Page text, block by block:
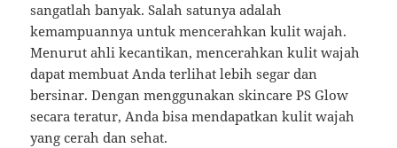
sangatlah banyak. Salah satunya adalah
kemampuannya untuk mencerahkan kulit wajah.
Menurut ahli kecantikan, mencerahkan kulit wajah
dapat membuat Anda terlihat lebih segar dan
bersinar. Dengan menggunakan skincare PS Glow
secara teratur, Anda bisa mendapatkan kulit wajah
yang cerah dan sehat.